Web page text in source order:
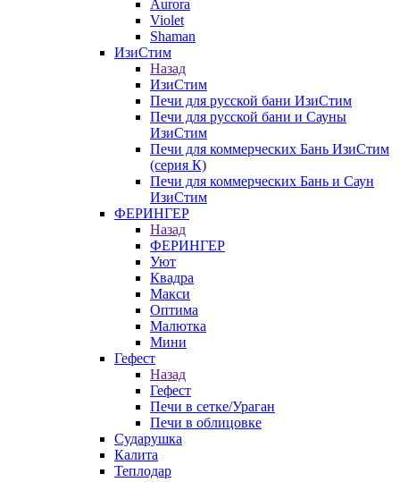
Aurora
Violet
Shaman
ИзиСтим
Назад
ИзиСтим
Печи для русской бани ИзиСтим
Печи для русской бани и Сауны
ИзиСтим
Печи для коммерческих Бань ИзиСтим
(серия К)
Печи для коммерческих Бань и Саун
ИзиСтим
ФЕРИНГЕР
Назад
ФЕРИНГЕР
Уют
Квадра
Макси
Оптима
Малютка
Мини
Гефест
Назад
Гефест
Печи в сетке/Ураган
Печи в облицовке
Сударушка
Калита
Теплодар